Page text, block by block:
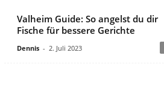
Valheim Guide: So angelst du dir
Fische für bessere Gerichte
Dennis - 2. Juli 2023